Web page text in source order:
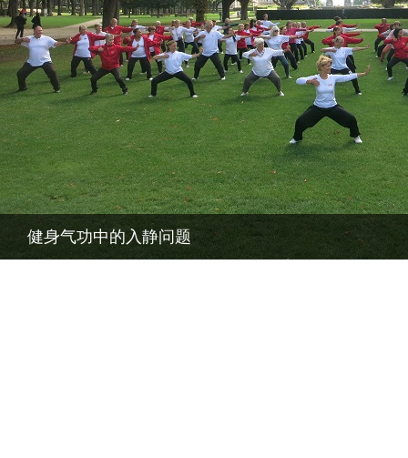
健身气功中的入静问题